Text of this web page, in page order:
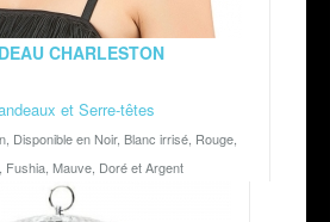
CHARLESTON
et Serre-têtes
Disponible en Noir, Blanc irrisé, Rouge,
Fushia, Mauve, Doré et Argent